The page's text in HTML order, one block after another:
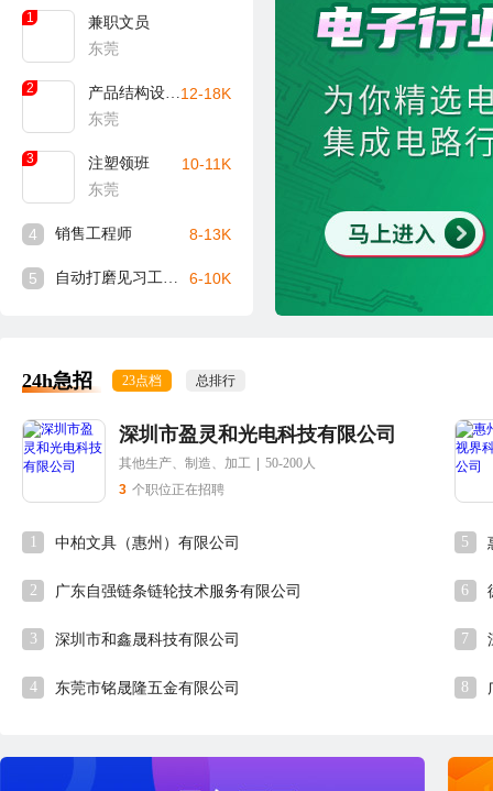
1
兼职文员
东莞
2
产品结构设计工程师
东莞
12-18K
3
注塑领班
东莞
10-11K
4 销售工程师 8-13K
5 自动打磨见习工程师 6-10K
24h急招 23点档 总排行
深圳市盈灵和光电科技有限公司
其他生产、制造、加工
50-200人
3 个职位正在招聘
1 中柏文具（惠州）有限公司
2 广东自强链条链轮技术服务有限公司
3 深圳市和鑫晟科技有限公司
4 东莞市铭晟隆五金有限公司
5
6
7
8